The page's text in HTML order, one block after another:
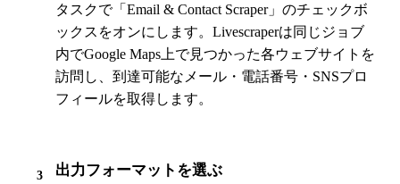
タスクで「Email & Contact Scraper」のチェックボ
ックスをオンにします。Livescraperは同じジョブ
内でGoogle Maps上で見つかった各ウェブサイトを
訪問し、到達可能なメール・電話番号・SNSプロ
フィールを取得します。
3 出力フォーマットを選ぶ